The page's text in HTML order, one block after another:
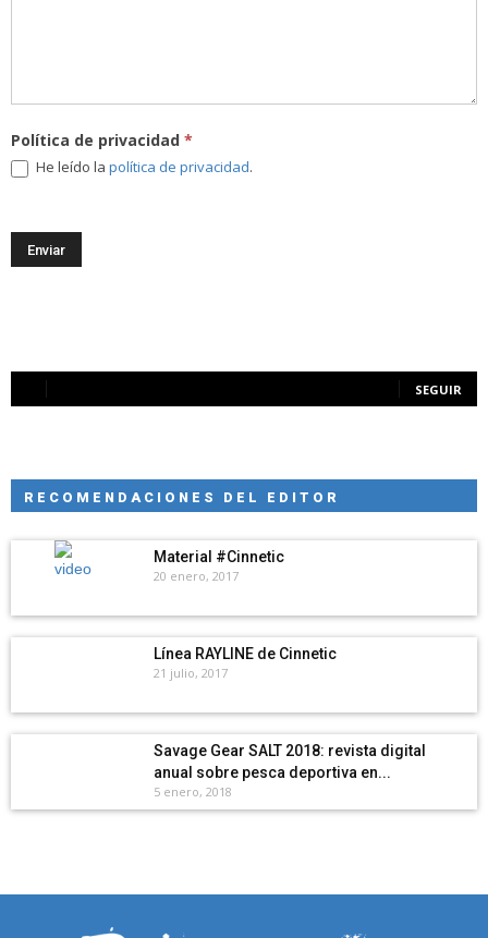
Política de privacidad *
He leído la política de privacidad.
SEGUIR
RECOMENDACIONES DEL EDITOR
Material #Cinnetic
20 enero, 2017
Línea RAYLINE de Cinnetic
21 julio, 2017
Savage Gear SALT 2018: revista digital
anual sobre pesca deportiva en...
5 enero, 2018